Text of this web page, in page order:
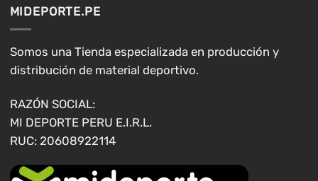
se
pueden
elegir
en
página
de
producto
elegir
en
MIDEPORTE.PE
Somos una Tienda especializada en producción y
distribución de material deportivo.
RAZÓN SOCIAL:
MI DEPORTE PERU E.I.R.L.
RUC: 20608922114